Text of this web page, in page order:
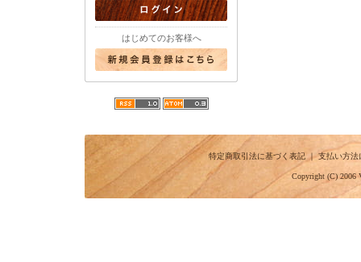
はじめてのお客様へ
特定商取引法に基づく表記｜支払い方法
Copyright (C) 2006